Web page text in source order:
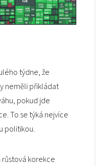
týdne, že
neměli přikládat
pokud jde
To se týká nejvíce
politikou.
korekce